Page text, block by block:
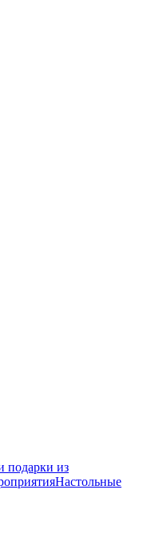
подарки из
Настольные